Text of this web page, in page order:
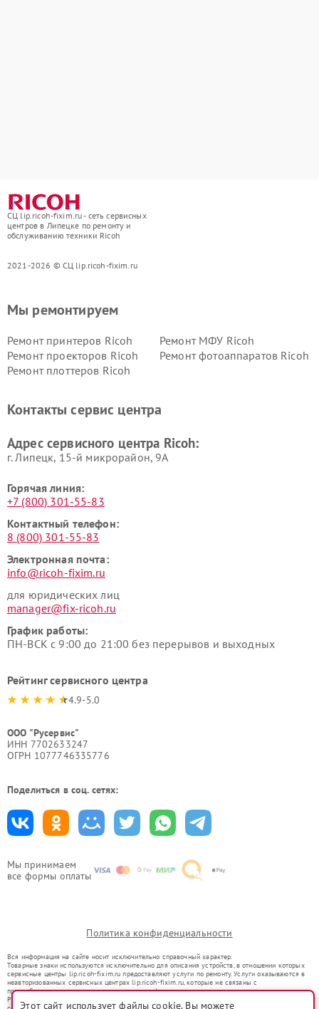
СЦ lip.ricoh-fixim.ru - сеть сервисных
центров в Липецке по ремонту и
обслуживанию техники Ricoh
2021-2026 © СЦ lip.ricoh-fixim.ru
Мы принимаем
все формы оплаты
Мы ремонтируем
Ремонт принтеров Ricoh
Ремонт МФУ Ricoh
Ремонт проекторов Ricoh
Ремонт фотоаппаратов Ricoh
Ремонт плоттеров Ricoh
Контакты сервис центра
Адрес сервисного центра Ricoh:
г. Липецк, 15-й микрорайон, 9А
Горячая линия:
+7 (800) 301-55-83
Контактный телефон:
8 (800) 301-55-83
Электронная почта:
info@ricoh-fixim.ru
для юридических лиц
manager@fix-ricoh.ru
График работы:
ПН-ВСК с 9:00 до 21:00 без перерывов и выходных
Рейтинг сервисного центра
4.9-5.0
ООО "Русервис"
ИНН 7702633247
ОГРН 1077746335776
Поделиться в соц. сетях:
Политика конфиденциальности
Вся информация на сайте носит исключительно справочный характер.
Товарные знаки используются исключительно для описания устройств, в отношении которых
сервисные центры lip.ricoh-fixim.ru предоставляют услуги по ремонту. Услуги оказываются в
неавторизованных сервисных центрах lip.ricoh-fixim.ru, которые не связаны с
правообладателями товарных знаков или их официальными представителями.
Ремонт осуществляется для устройств, уже введенных в гражданский оборот в соответствии
Этот сайт использует файлы cookie. Вы можете